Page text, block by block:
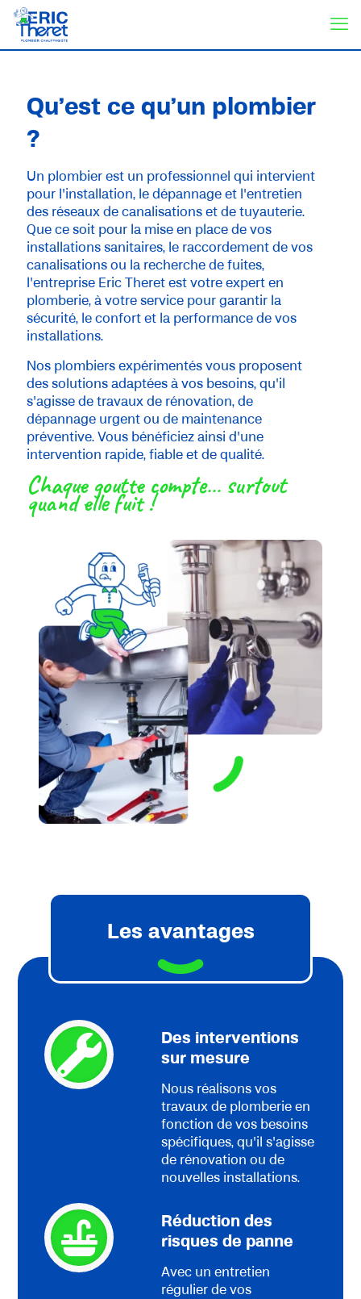
Qu’est ce qu’un plombier
?
Un plombier est un professionnel qui intervient
pour l'installation, le dépannage et l'entretien
des réseaux de canalisations et de tuyauterie.
Que ce soit pour la mise en place de vos
installations sanitaires, le raccordement de vos
canalisations ou la recherche de fuites,
l'entreprise Eric Theret est votre expert en
plomberie, à votre service pour garantir la
sécurité, le confort et la performance de vos
installations.
Nos plombiers expérimentés vous proposent
des solutions adaptées à vos besoins, qu'il
s'agisse de travaux de rénovation, de
dépannage urgent ou de maintenance
préventive. Vous bénéficiez ainsi d'une
intervention rapide, fiable et de qualité.
Chaque goutte compte… surtout
quand elle fuit !
Les avantages
Des interventions
sur mesure
Nous réalisons vos
travaux de plomberie en
fonction de vos besoins
spécifiques, qu'il s'agisse
de rénovation ou de
nouvelles installations.
Réduction des
risques de panne
Avec un entretien
régulier de vos